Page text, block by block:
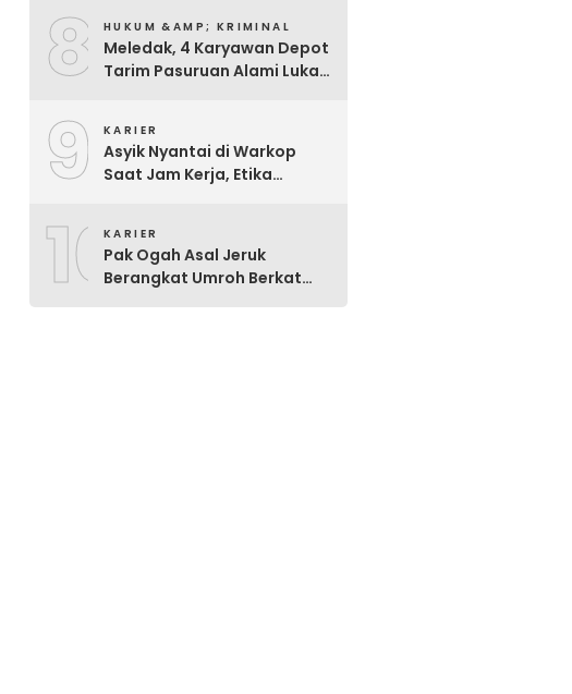
8 HUKUM &AMP; KRIMINAL
Meledak, 4 Karyawan Depot
Tarim Pasuruan Alami Luka
9 KARIER
Asyik Nyantai di Warkop
Saat Jam Kerja, Etika
10KARIER
Pak Ogah Asal Jeruk
Berangkat Umroh Berkat